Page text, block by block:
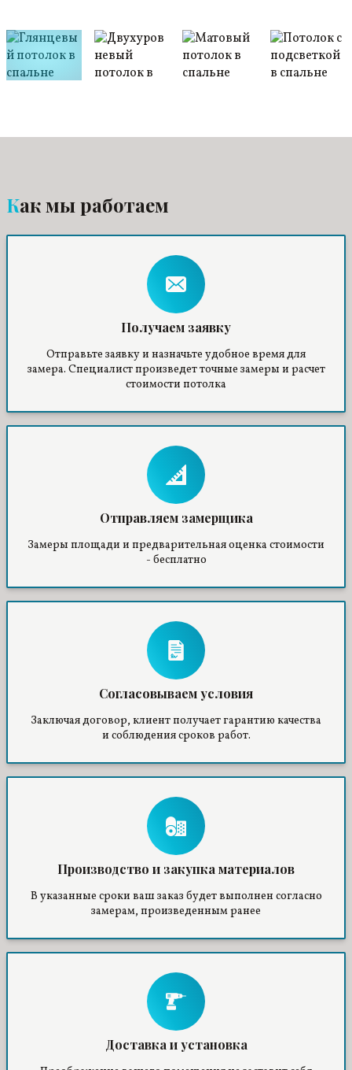
Как мы работаем
Получаем заявку
Отправьте заявку и назначьте удобное время для
замера. Специалист произведет точные замеры и расчет
стоимости потолка
Отправляем замерщика
Замеры площади и предварительная оценка стоимости
- бесплатно
Согласовываем условия
Заключая договор, клиент получает гарантию качества
и соблюдения сроков работ.
Производство и закупка материалов
В указанные сроки ваш заказ будет выполнен согласно
замерам, произведенным ранее
Доставка и установка